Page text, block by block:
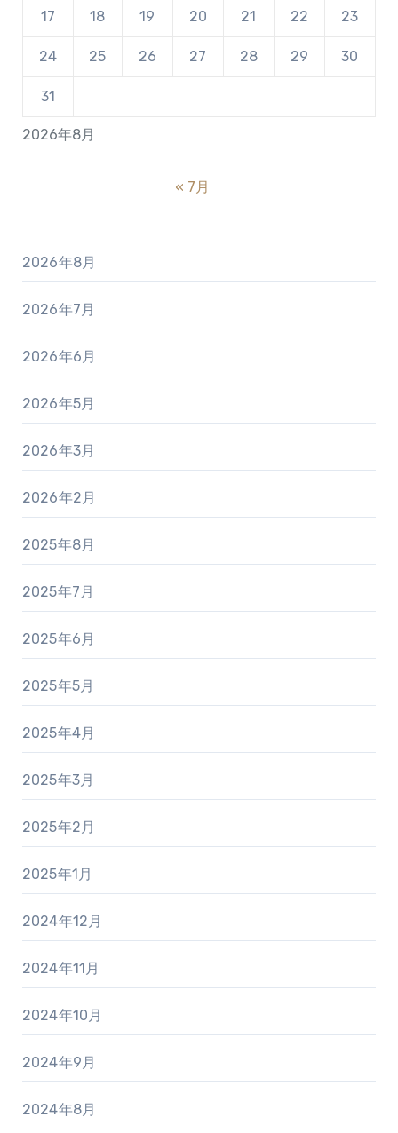
2026年8月
17 18 19 20 21 22 23
24 25 26 27 28 29 30
31
« 7月
2026年8月
2026年7月
2026年6月
2026年5月
2026年3月
2026年2月
2025年8月
2025年7月
2025年6月
2025年5月
2025年4月
2025年3月
2025年2月
2025年1月
2024年12月
2024年11月
2024年10月
2024年9月
2024年8月